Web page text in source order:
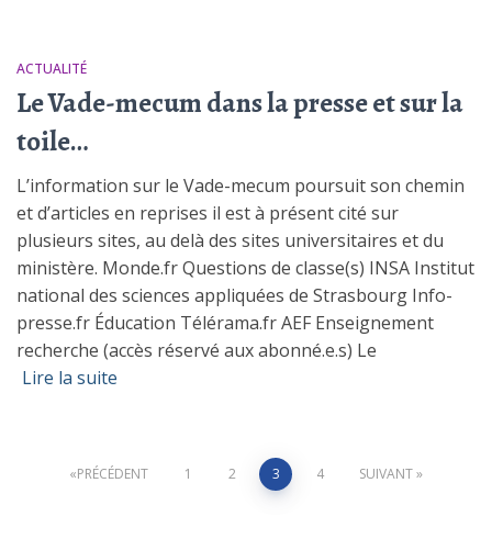
ACTUALITÉ
Le Vade-mecum dans la presse et sur la
toile…
L’information sur le Vade-mecum poursuit son chemin
et d’articles en reprises il est à présent cité sur
plusieurs sites, au delà des sites universitaires et du
ministère. Monde.fr Questions de classe(s) INSA Institut
national des sciences appliquées de Strasbourg Info-
presse.fr Éducation Télérama.fr AEF Enseignement
recherche (accès réservé aux abonné.e.s) Le
Lire la suite
Pagination
PRÉCÉDENT 1 2 3 4 SUIVANT